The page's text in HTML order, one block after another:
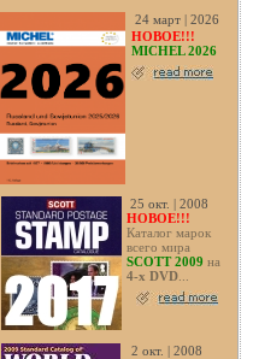
24 март | 2026
НОВОЕ!!!
MICHEL 2026
25 окт. | 2008
НОВОЕ!!!
Каталог марок
всего мира
SCOTT 2009 на
4-х DVD...
2 окт. | 2008